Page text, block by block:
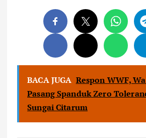
BACA JUGA Respon WWF,
Pasang Spanduk Zero
Sungai Citarum